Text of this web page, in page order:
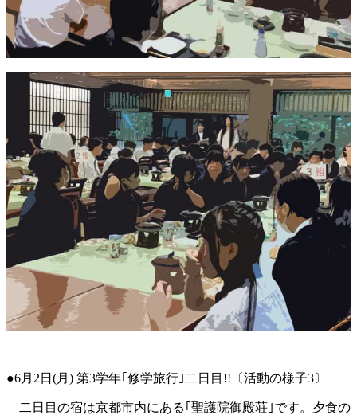
●6月2日(月) 第3学年｢修学旅行｣二日目!!〔活動の様子3〕
二日目の宿は京都市内にある｢ 聖護院御殿荘｣です。 夕食の